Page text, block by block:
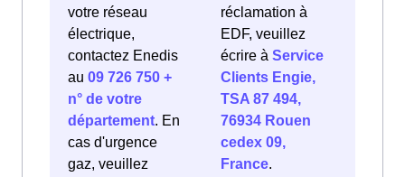
votre réseau
électrique,
contactez Enedis
au 09 726 750 +
n° de votre
département. En
cas d'urgence
gaz, veuillez
réclamation à
EDF, veuillez
écrire à Service
Clients Engie,
TSA 87 494,
76934 Rouen
cedex 09,
France.